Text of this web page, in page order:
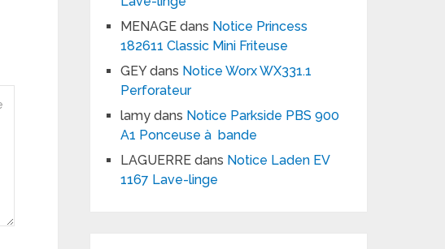
MENAGE dans Notice Princess
182611 Classic Mini Friteuse
GEYdans Notice Worx WX331.1
Perforateur
lamy dans Notice Parkside PBS 900
A1 Ponceuse à bande
LAGUERRE dans Notice Laden EV
1167 Lave-linge